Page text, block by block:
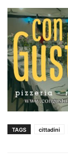
TAGS cittadini